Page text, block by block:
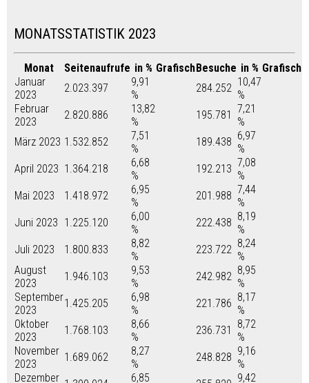
MONATSSTATISTIK 2023
Monat Seitenaufrufe in % GrafischBesuche in % Grafisch
Januar
2023
2.023.397
9,91
%
284.252 10,47
%
Februar
2023
2.820.886
13,82
%
195.781 7,21
%
März 2023 1.532.852
7,51
%
189.438 6,97
%
April 2023 1.364.218
6,68
%
192.213 7,08
%
Mai 2023
1.418.972
6,95
%
201.988 7,44
%
Juni 2023 1.225.120
6,00
%
222.438 8,19
%
Juli 2023
1.800.833
8,82
%
223.722 8,24
%
August
2023
1.946.103
9,53
%
242.982 8,95
%
September
2023
1.425.205
6,98
%
221.786 8,17
%
Oktober
2023
1.768.103
8,66
%
236.731
8,72
%
November
2023
1.689.062
8,27
%
248.828 9,16
%
Dezember
6,85
9,42